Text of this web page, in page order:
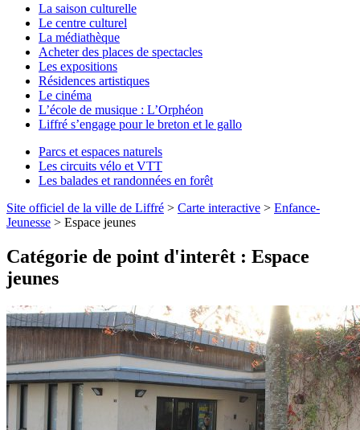
La saison culturelle
Le centre culturel
La médiathèque
Acheter des places de spectacles
Les expositions
Résidences artistiques
Le cinéma
L’école de musique : L’Orphéon
Liffré s’engage pour le breton et le gallo
Parcs et espaces naturels
Les circuits vélo et VTT
Les balades et randonnées en forêt
Site officiel de la ville de Liffré > Carte interactive > Enfance-
Jeunesse > Espace jeunes
Catégorie de point d'interêt : Espace
jeunes